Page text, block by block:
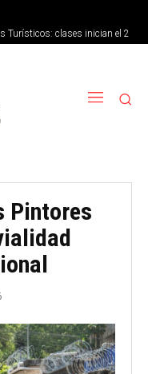
Turísticos: clases inician el 2
Pintores